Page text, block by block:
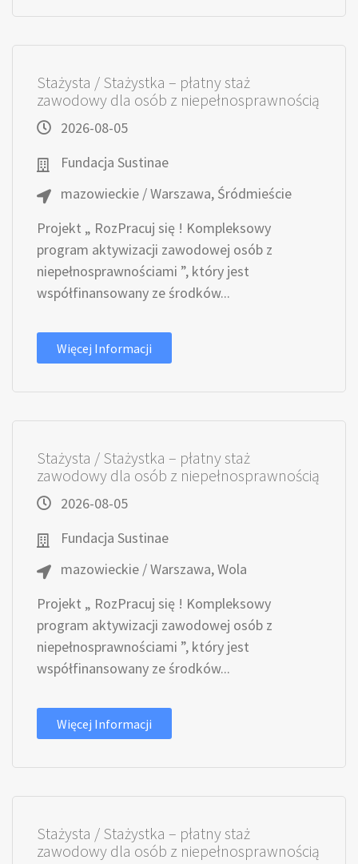
Stażysta / Stażystka – płatny staż
zawodowy dla osób z niepełnosprawnością
2026-08-05
Fundacja Sustinae
mazowieckie / Warszawa, Śródmieście
Projekt „ RozPracuj się ! Kompleksowy
program aktywizacji zawodowej osób z
niepełnosprawnościami ”, który jest
współfinansowany ze środków...
Więcej Informacji
Stażysta / Stażystka – płatny staż
zawodowy dla osób z niepełnosprawnością
2026-08-05
Fundacja Sustinae
mazowieckie / Warszawa, Wola
Projekt „ RozPracuj się ! Kompleksowy
program aktywizacji zawodowej osób z
niepełnosprawnościami ”, który jest
współfinansowany ze środków...
Więcej Informacji
Stażysta / Stażystka – płatny staż
zawodowy dla osób z niepełnosprawnością